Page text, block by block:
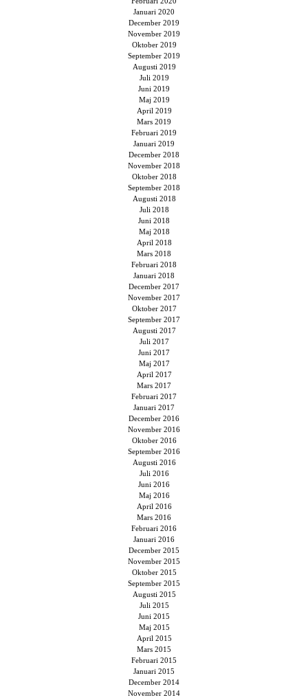
Januari 2020
December 2019
November 2019
Oktober 2019
September 2019
Augusti 2019
Juli 2019
Juni 2019
Maj 2019
April 2019
Mars 2019
Februari 2019
Januari 2019
December 2018
November 2018
Oktober 2018
September 2018
Augusti 2018
Juli 2018
Juni 2018
Maj 2018
April 2018
Mars 2018
Februari 2018
Januari 2018
December 2017
November 2017
Oktober 2017
September 2017
Augusti 2017
Juli 2017
Juni 2017
Maj 2017
April 2017
Mars 2017
Februari 2017
Januari 2017
December 2016
November 2016
Oktober 2016
September 2016
Augusti 2016
Juli 2016
Juni 2016
Maj 2016
April 2016
Mars 2016
Februari 2016
Januari 2016
December 2015
November 2015
Oktober 2015
September 2015
Augusti 2015
Juli 2015
Juni 2015
Maj 2015
April 2015
Mars 2015
Februari 2015
Januari 2015
December 2014
November 2014